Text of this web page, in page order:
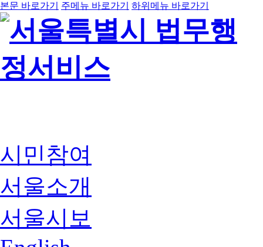
본문 바로가기 주메뉴 바로가기 하위메뉴 바로가기
시민참여
서울소개
서울시보